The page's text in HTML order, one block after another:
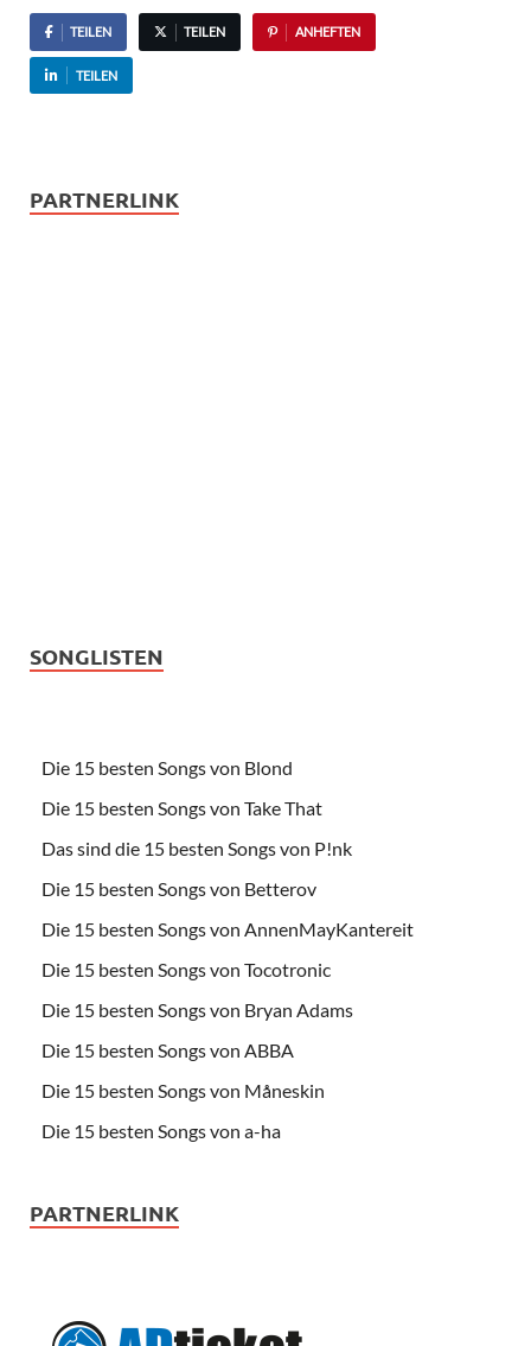
TEILEN TEILEN ANHEFTEN
TEILEN
PARTNERLINK
SONGLISTEN
Die 15 besten Songs von Blond
Die 15 besten Songs von Take That
Das sind die 15 besten Songs von P!nk
Die 15 besten Songs von Betterov
Die 15 besten Songs von AnnenMayKantereit
Die 15 besten Songs von Tocotronic
Die 15 besten Songs von Bryan Adams
Die 15 besten Songs von ABBA
Die 15 besten Songs von Måneskin
Die 15 besten Songs von a-ha
PARTNERLINK